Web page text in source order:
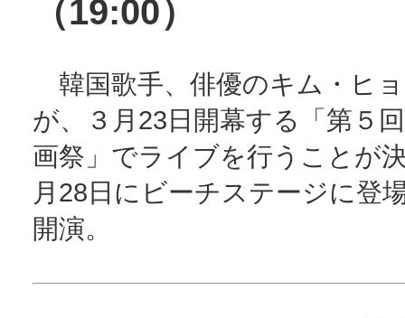
（19:00）
韓国歌手、俳優のキム・ヒ
が、３月23日開幕する「第５
画祭」でライブを行うことが
月28日にビーチステージに登
開演。